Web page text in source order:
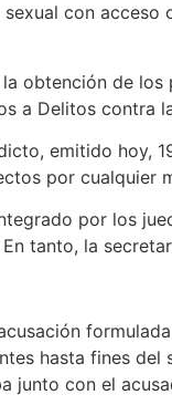
con acceso
obtención de
a Delitos contra
emitido hoy,
por cualquier
por los
En tanto, la
hasta fines del
junto con el